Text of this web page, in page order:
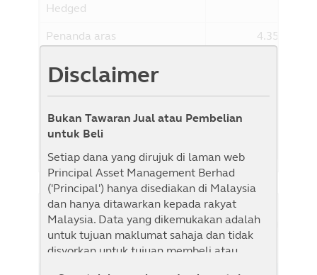
Disclaimer
Bukan Tawaran Jual atau Pembelian
untuk Beli
Setiap dana yang dirujuk di laman web
Principal Asset Management Berhad
('Principal') hanya disediakan di Malaysia
dan hanya ditawarkan kepada rakyat
Malaysia. Data yang dikemukakan adalah
untuk tujuan maklumat sahaja dan tidak
disyorkan untuk tujuan membeli atau
Hedged
Penanda aras
4.35%
US High Yield 2% Issuer Cap Index (Total
USD + 25% Bloomberg Barclays Global
Credit Index (Total Return Gross) Hedged
to USD
Sejarah NAB Senarai Semak Paparan Graf